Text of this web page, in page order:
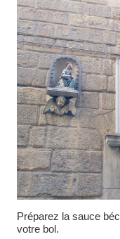
Préparez la sauce
votre bol.